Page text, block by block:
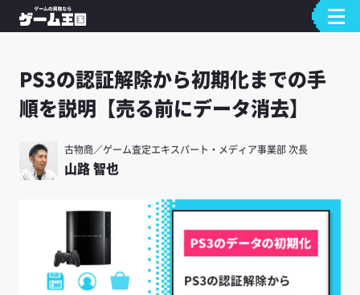
PS3の認証解除から初期化までの手
順を説明【売る前にデータ消去】
古物商／ゲーム査定エキスパート・メディア事業部 次長
山路 智也